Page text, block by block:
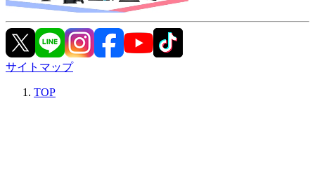
サイトマップ
TOP